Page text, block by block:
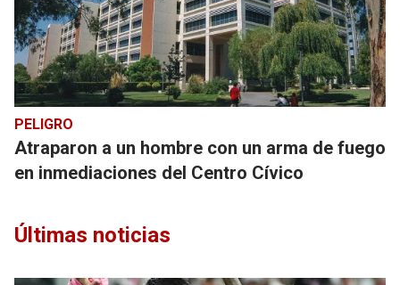
PELIGRO
Atraparon a un hombre con un arma de fuego
en inmediaciones del Centro Cívico
Últimas noticias